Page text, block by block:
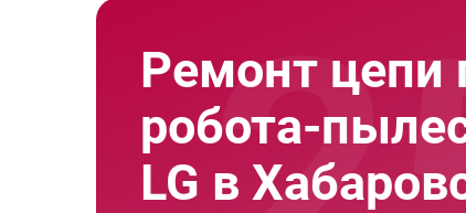
Ремонт цепи
робота-
LG в